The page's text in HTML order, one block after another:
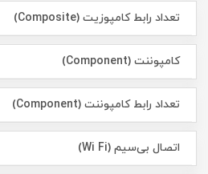
تعداد رابط کامپوزیت (Composite)
کامپوننت (Component)
تعداد رابط کامپوننت (Component)
اتصال بی‌سیم (Wi Fi)